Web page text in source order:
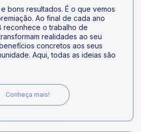
bons resultados. É o que vemos
Ao final de cada ano
reconhece o trabalho de
realidades ao seu
concretos aos seus
Aqui, todas as ideias são
Conheça mais!